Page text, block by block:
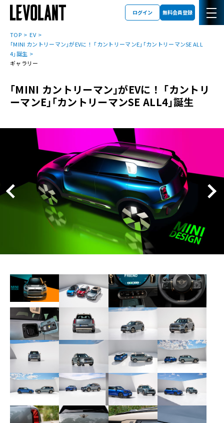
ログイン 無料会員登録
TOP
EV
｢MINI カントリーマン｣がEVに！ ｢カントリーマンE｣｢カントリーマンSE ALL
4｣誕生
ギャラリー
｢MINI カントリーマン｣がEVに！ ｢カントリ
ーマンE｣｢カントリーマンSE ALL4｣誕生